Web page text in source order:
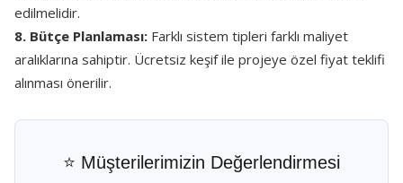
edilmelidir.
8. Bütçe Planlaması: Farklı sistem tipleri farklı maliyet
aralıklarına sahiptir. Ücretsiz keşif ile projeye özel fiyat teklifi
alınması önerilir.
⭐ Müşterilerimizin Değerlendirmesi